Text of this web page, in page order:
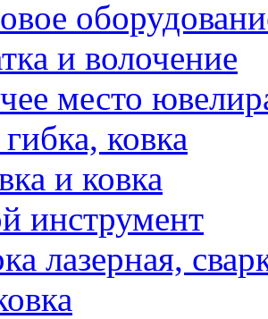
и волочение
место
ковка
и ковка
инструмент
лазерная,